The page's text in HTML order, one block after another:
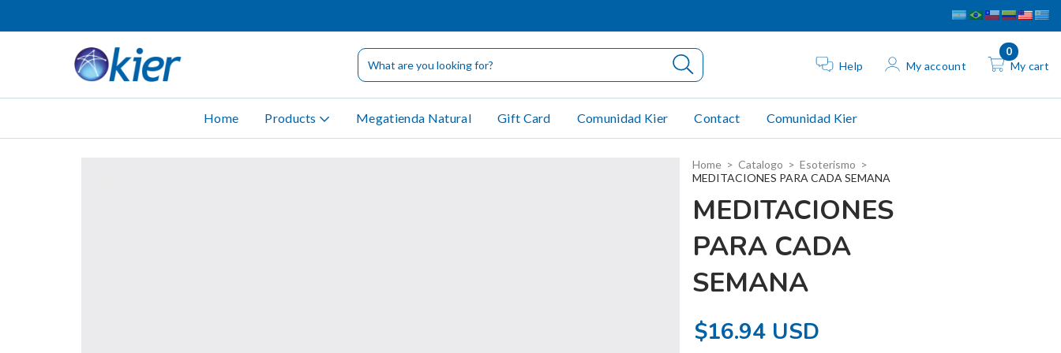
Help My account My cart
0
Home Products Megatienda Natural Gift Card Comunidad Kier Contact Comunidad Kier
Home > Catalogo > Esoterismo >
MEDITACIONES PARA CADA SEMANA
MEDITACIONES
PARA CADA
SEMANA
$16.94 USD